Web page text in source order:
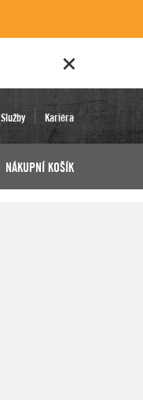
Služby Kariéra
NÁKUPNÍ KOŠÍK